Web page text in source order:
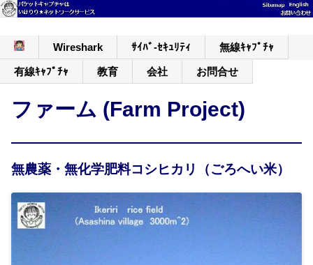
Wireshark ｻｲﾊﾞ-ｾｷｭﾘﾃｨ 無線ｷｬﾌﾟﾁｬ
有線ｷｬﾌﾟﾁｬ 教育 会社 お問合せ
ファーム (Farm Project)
無農薬・無化学肥料コシヒカリ（ごろへい米）